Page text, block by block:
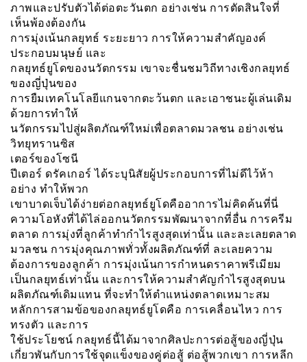
ภาพและปรับตัวได้ต่อตะวันตก อย่างเช่น การตัดสินใจที่
เห็นพ้องต้องกัน
การมุ่งเน้นกลยุทธ์ ระยะยาว การให้ความสำคัญองค์
ประกอบมนุษย์ และ
กลยุทธ์ยูโดของนวัตกรรม เขาจะชื่นชมวิถีทางเชิงกลยุทธ์
ของญี่ปุ่นของ
การยืมเทคโนโลยีแกนจากตะว้นตก และเอาชนะผู้เล่นเดิม
ด้วยการทำให้
นวัตกรรมไปสู่ผลิตภัณฑ์ใหม่เพื่อตลาดมวลชน อย่างเช่น
วิทยุทรานซิส
เตอร์ของโซนี
ปีเตอร์ ดรัคเกอร์ ได้ระบุนิสัยผู้ประกอบการที่ไม่ดีไว้ห้า
อย่าง ทำให้พวก
เขาบาดเจ็บได้ง่ายต่อกลยุทธ์ยูโดคืออาการไม่คิดค้นที่นี่
ความโอหังที่ได้ไล่ออกนวัตกรรมพัฒนาจากที่อื่น การครีม
ตลาด การมุ่งที่ลูกค้าทำกำไรสูงสุดเท่านั้น และละเลยตลาด
มวลชน การมุ่งคุณภาพทั่วทั้งผลิตภัณฑ์ที่ ละเลยความ
ต้องการของลูกค้า การมุ่งเน้นการกำหนดราคาพรีเมียม
เป็นกลยุทธ์เท่านั้น และการให้ความสำคัญกำไรสูงสุดบน
ผลิตภัณฑ์เดิมแทน ที่จะทำให้ตำแหน่งตลาดเหมาะสม
หลักการสามข้อของกลยุทธ์ยูโดคือ การเคลื่อนไหว การ
ทรงตัว และการ
ใช้ประโยชน์ กลยุทธ์นี้ได้มาจากศิลปะการต่อสู้ของญี่ปุ่น
เกี่ยวพันกับการใช้จุดเเข็งของคู่ต่อสู้ ต่อสู้พวกเขา การหลีก